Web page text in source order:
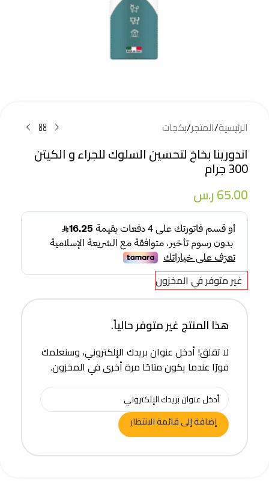
الرئيسية/المتجر/بكجات
اندورينا بخاخ لتحسين السلوك للجراء و الكيتن
300 جرام
65.00ر.س
غير متوفر في المخزون
هذا المنتج غير متوفر حالياً.
لا تقلق! أدخل عنوان بريدك الإلكتروني، وسنعلمك
فورًا عندما يكون متاحًا مرة أخرى في المخزون.
إضافة إلى قائمة الانتظار